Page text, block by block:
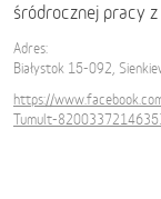
śródrocznej pracy
Adres:
Białystok 15-092,
https://
Tumult-